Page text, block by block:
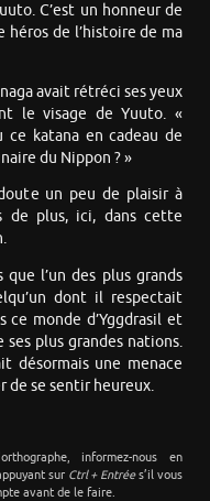
C’est un honneur de
héros de l’histoire de ma
avait rétréci ses yeux
le visage de Yuuto. «
ce katana en cadeau de
du Nippon ? »
un peu de plaisir à
de plus, ici, dans cette
l’un des plus grands
dont il respectait
ce monde d’Yggdrasil et
ses plus grandes nations.
désormais une menace
de se sentir heureux.
informez-nous en
sur Ctrl + Entrées’il vous
avant de le faire.